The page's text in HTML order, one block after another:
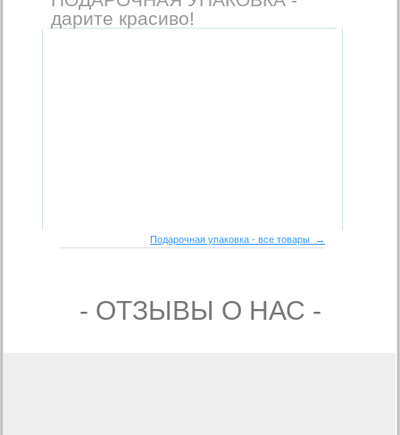
дарите красиво!
Подарочная упаковка - все товары →
- ОТЗЫВЫ О НАС -